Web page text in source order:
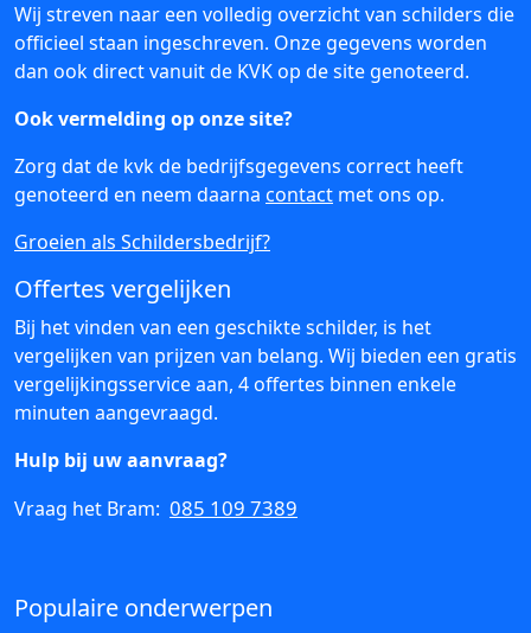
Wij streven naar een volledig overzicht van schilders die
officieel staan ingeschreven. Onze gegevens worden
dan ook direct vanuit de KVK op de site genoteerd.
Ook vermelding op onze site?
Zorg dat de kvk de bedrijfsgegevens correct heeft
genoteerd en neem daarna contact met ons op.
Groeien als Schildersbedrijf?
Offertes vergelijken
Bij het vinden van een geschikte schilder, is het
vergelijken van prijzen van belang. Wij bieden een gratis
vergelijkingsservice aan, 4 offertes binnen enkele
minuten aangevraagd.
Hulp bij uw aanvraag?
Vraag het Bram: 085 109 7389
Populaire onderwerpen